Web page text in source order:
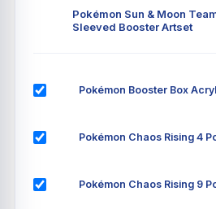
Pokémon Sun & Moon
Sleeved Booster Artset
Pokémon Booster Box
Pokémon Chaos Rising 4
Pokémon Chaos Rising 9